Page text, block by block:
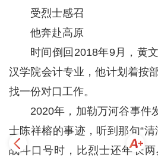
受烈士感召
他奔赴高原
时间倒回2018年9月，黄
汉学院会计专业，他计划着按
找一份对口工作。
2020年，加勒万河谷事件
士陈祥榕的事迹，听到那句“
战斗口号时，比烈士还年长